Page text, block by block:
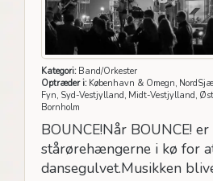
Kategori:Band/Orkester
Optræder i:København & Omegn,
Fyn, Syd-Vestjylland, Midt-Vestjylland,
Bornholm
BOUNCE!Når BOUNCE!
stårørehængerne i kø for
dansegulvet.Musikken